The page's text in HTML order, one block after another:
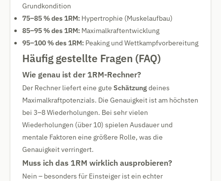
Grundkondition
75–85 % des 1RM: Hypertrophie (Muskelaufbau)
85–95 % des 1RM: Maximalkraftentwicklung
95–100 % des 1RM: Peaking und Wettkampfvorbereitung
Häufig gestellte Fragen (FAQ)
Wie genau ist der 1RM-Rechner?
Der Rechner liefert eine gute Schätzungdeines
Maximalkraftpotenzials. Die Genauigkeit ist am höchsten
bei 3–8 Wiederholungen. Bei sehr vielen
Wiederholungen (über 10) spielen Ausdauer und
mentale Faktoren eine größere Rolle, was die
Genauigkeit verringert.
Muss ich das 1RM wirklich ausprobieren?
Nein – besonders für Einsteiger ist ein echter